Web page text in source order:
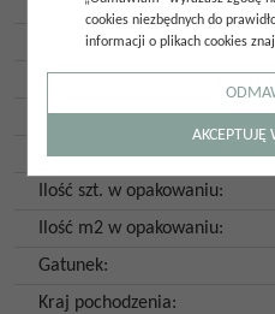
Kształt:
Klasa ścieralności:
Antypoślizgowość:
Płytka rektyfikowana:
Mrozoodporność:
Ilość szt. w opakowaniu:
Ilość m2 w opakowaniu:
Gatunek:
Kraj pochodzenia:
cookies niezbędnych do
informacji o plikach cookies
AKCEPTUJĘ